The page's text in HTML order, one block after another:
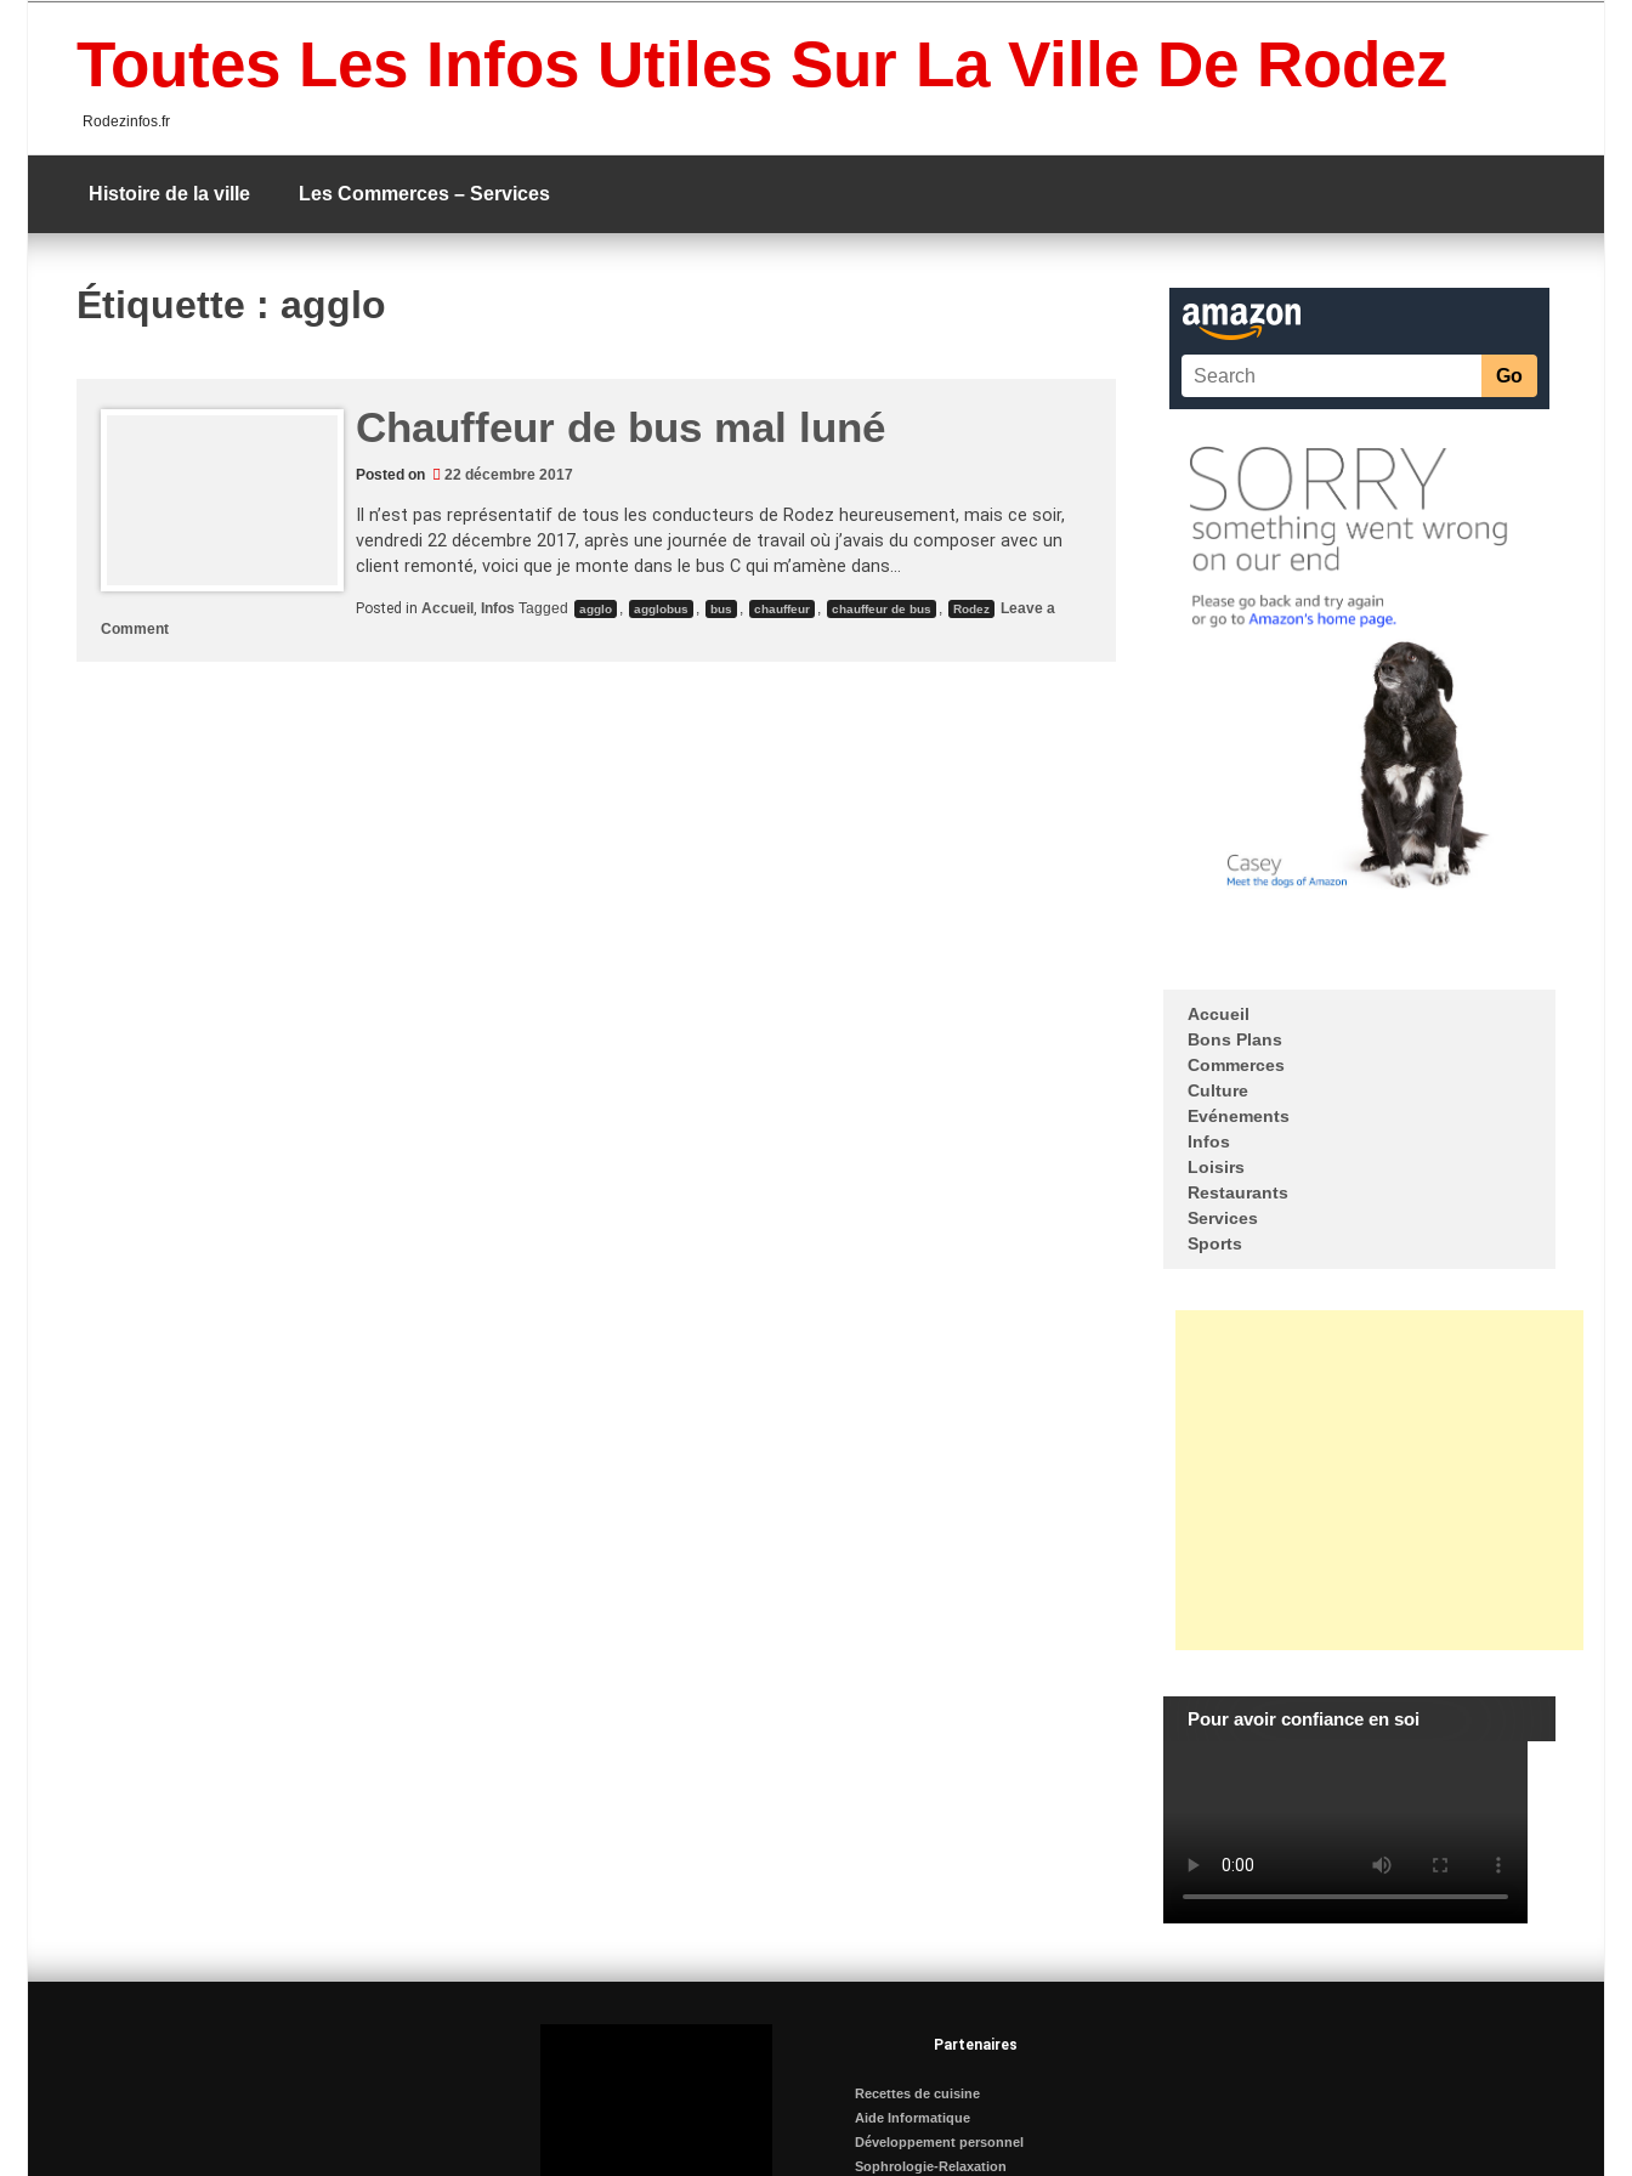
contentToutes Les Infos Utiles Sur La Ville De Rodez
Rodezinfos.fr
Histoire de la ville Les Commerces – Services
Étiquette : agglo
Chauffeur de bus mal luné
Posted on 22 décembre 2017
Il n’est pas représentatif de tous les conducteurs de Rodez heureusement, mais ce soir,
vendredi 22 décembre 2017, après une journée de travail où j’avais du composer avec un
client remonté, voici que je monte dans le bus C qui m’amène dans…
Posted in Accueil Infos Tagged agglo agglobus bus chauffeur chauffeur de bus Rodez
Leave a
Commenton
Accueil
Bons Plans
Commerces
Culture
Evénements
Infos
Loisirs
Restaurants
Services
Sports
Pour avoir confiance en soi
Partenaires
Recettes de cuisine
Aide Informatique
Développement personnel
Sophrologie-Relaxation